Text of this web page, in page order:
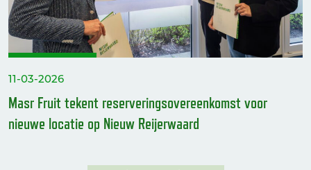
11-03-2026
Masr Fruit tekent reserveringsovereenkomst voor
nieuwe locatie op Nieuw Reijerwaard